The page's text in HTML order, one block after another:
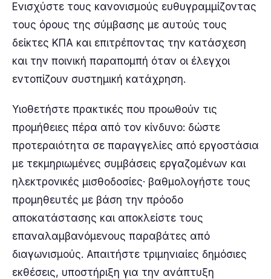
Ενισχύστε τους κανονισμούς ευθυγραμμίζοντας
τους όρους της σύμβασης με αυτούς τους
δείκτες ΚΠΑ και επιτρέποντας την κατάσχεση
και την ποινική παραπομπή όταν οι έλεγχοι
εντοπίζουν συστημική κατάχρηση.
Υιοθετήστε πρακτικές που προωθούν τις
προμήθειες πέρα από τον κίνδυνο: δώστε
προτεραιότητα σε παραγγελίες από εργοστάσια
με τεκμηριωμένες συμβάσεις εργαζομένων και
ηλεκτρονικές μισθοδοσίες· βαθμολογήστε τους
προμηθευτές με βάση την πρόοδο
αποκατάστασης και αποκλείστε τους
επαναλαμβανόμενους παραβάτες από
διαγωνισμούς. Απαιτήστε τριμηνιαίες δημόσιες
εκθέσεις, υποστήριξη για την ανάπτυξη